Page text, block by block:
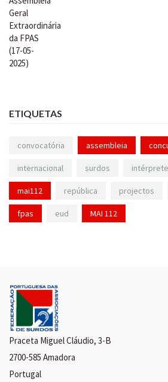
ETIQUETAS
convocatória assembleia
internacional surdos intérprete
mai112 república projectos
fpas eud MAI 112
Praceta Miguel Cláudio, 3-B
2700-585 Amadora
Portugal